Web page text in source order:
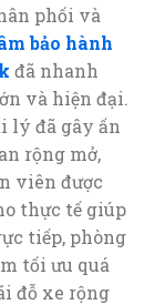
phối và
bảo hành
đã nhanh
và hiện đại.
lý đã gây ấn
rộng mở,
viên được
thực tế giúp
tiếp, phòng
tối ưu quá
đỗ xe rộng